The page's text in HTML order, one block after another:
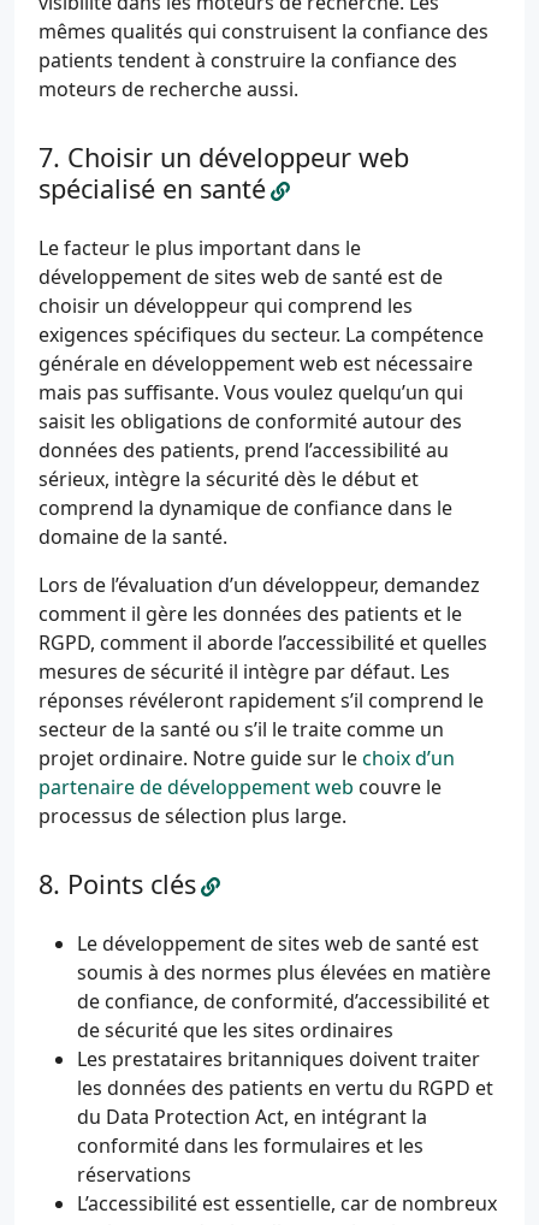
mêmes qualités qui construisent la confiance des
patients tendent à construire la confiance des
moteurs de recherche aussi.
Choisir un développeur web
spécialisé en santé
Le facteur le plus important dans le
développement de sites web de santé est de
choisir un développeur qui comprend les
exigences spécifiques du secteur. La compétence
générale en développement web est nécessaire
mais pas suffisante. Vous voulez quelqu’un qui
saisit les obligations de conformité autour des
données des patients, prend l’accessibilité au
sérieux, intègre la sécurité dès le début et
comprend la dynamique de confiance dans le
domaine de la santé.
Lors de l’évaluation d’un développeur, demandez
comment il gère les données des patients et le
RGPD, comment il aborde l’accessibilité et quelles
mesures de sécurité il intègre par défaut. Les
réponses révéleront rapidement s’il comprend le
secteur de la santé ou s’il le traite comme un
projet ordinaire. Notre guide sur lechoix d’un
partenaire de développement web couvre le
processus de sélection plus large.
Points clés
Le développement de sites web de santé est
soumis à des normes plus élevées en matière
de confiance, de conformité, d’accessibilité et
de sécurité que les sites ordinaires
Les prestataires britanniques doivent traiter
les données des patients en vertu du RGPD et
du Data Protection Act, en intégrant la
conformité dans les formulaires et les
réservations
L’accessibilité est essentielle, car de nombreux